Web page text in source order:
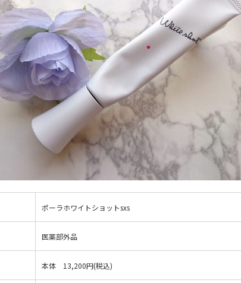
ポーラホワイトショットsxs
医薬部外品
本体 13,200円(税込)